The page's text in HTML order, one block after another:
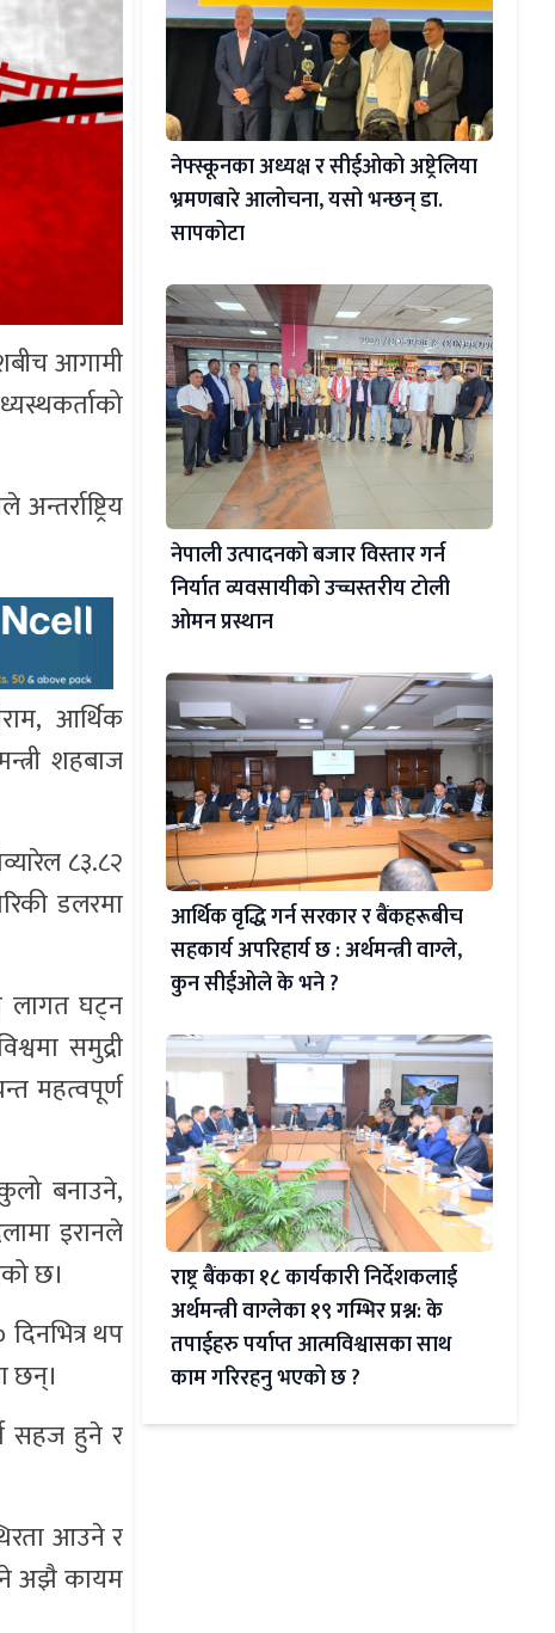
आगामी
आर्थिक
शहबाज
८३.८२
डलरमा
लागत घट्न
समुद्री
महत्वपूर्ण
बनाउने,
इरानले
छ।
थप
छन्।
सहज हुने र
आउने र
भने अझै कायम
नेफ्स्कूनका अध्यक्ष र सीईओको अष्ट्रेलिया
भ्रमणबारे आलोचना, यसो भन्छन् डा‍.
सापकोटा
नेपाली उत्पादनको बजार विस्तार गर्न
निर्यात व्यवसायीको उच्चस्तरीय टोली
ओमन प्रस्थान
आर्थिक वृद्धि गर्न सरकार र बैंकहरूबीच
सहकार्य अपरिहार्य छ : अर्थमन्त्री वाग्ले,
कुन सीईओले के भने ?
राष्ट्र बैंकका १८ कार्यकारी निर्देशकलाई
अर्थमन्त्री वाग्लेका १९ गम्भिर प्रश्न: के
तपाईहरु पर्याप्त आत्मविश्वासका साथ
काम गरिरहनु भएको छ ?